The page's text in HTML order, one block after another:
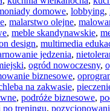
domowe, lobbying,
, malarstwo olejne,
, meble skandynawskie,
design, multimedia
jedzenia,
, ogród nowoczesny,
biznesowe,
na zakwasie,
, podróże biznesowe,
po treningu,